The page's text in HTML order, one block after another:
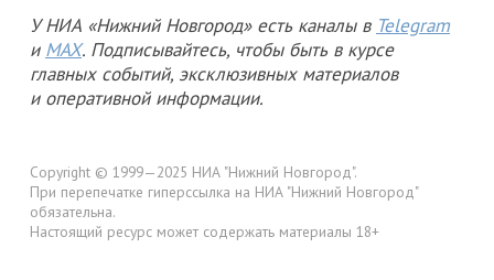
У НИА «Нижний Новгород» есть каналы в Telegram
и MAX. Подписывайтесь, чтобы быть в курсе
главных событий, эксклюзивных материалов
и оперативной информации.
Copyright © 1999—2025 НИА "Нижний Новгород".
При перепечатке гиперссылка на НИА "Нижний Новгород"
обязательна.
Настоящий ресурс может содержать материалы 18+